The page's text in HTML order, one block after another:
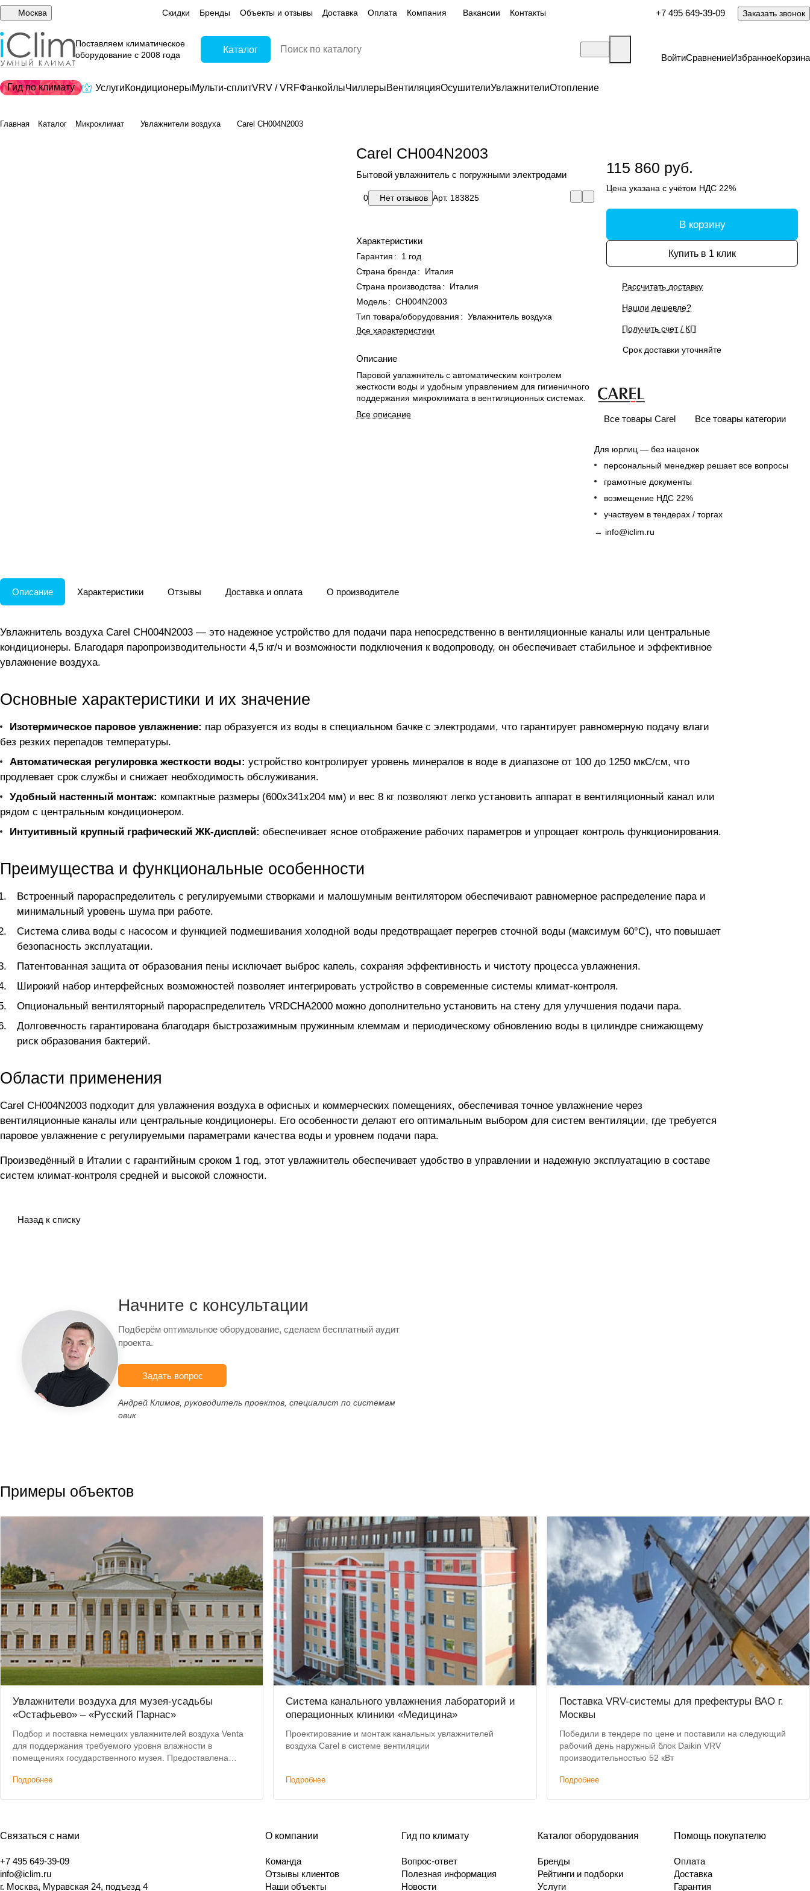
Москва Скидки Бренды Объекты и отзывы Доставка Оплата Компания Вакансии Контакты +7 495 649-39-09 Заказать звонок
Поставляем климатическое
оборудование с 2008 года
Каталог
ВойтиСравнениеИзбранноеКорзина
Гид по климату УслугиКондиционерыМульти-сплитVRV / VRFФанкойлыЧиллерыВентиляцияОсушителиУвлажнителиОтопление
Главная Каталог Микроклимат Увлажнители воздуха Carel CH004N2003
Carel CH004N2003
Бытовой увлажнитель с погружными электродами
0 Нет отзывов Арт. 183825
Характеристики
Гарантия :
1 год
Страна бренда :
Италия
Страна производства :
Италия
Модель: CH004N2003
Тип товара/оборудования : Увлажнитель воздуха
Все характеристики
Описание
Паровой увлажнитель с автоматическим контролем
жесткости воды и удобным управлением для гигиеничного
поддержания микроклимата в вентиляционных системах.
Все описание
115 860 руб.
Цена указана с учётом НДС 22%
В корзину
Купить в 1 клик
Рассчитать доставку
Нашли дешевле?
Получить счет / КП
Срок доставки уточняйте
Все товары Carel Все товары категории
Для юрлиц — без наценок
персональный менеджер решает все вопросы
грамотные документы
возмещение НДС 22%
участвуем в тендерах / торгах
→ info@iclim.ru
Описание Характеристики Отзывы Доставка и оплата О производителе
Увлажнитель воздуха Carel CH004N2003 — это надежное устройство для подачи пара непосредственно в вентиляционные каналы или центральные
кондиционеры. Благодаря паропроизводительности 4,5 кг/ч и возможности подключения к водопроводу, он обеспечивает стабильное и эффективное
увлажнение воздуха.
Основные характеристики и их значение
Изотермическое паровое увлажнение: пар образуется из воды в специальном бачке с электродами, что гарантирует равномерную подачу влаги
без резких перепадов температуры.
Автоматическая регулировка жесткости воды: устройство контролирует уровень минералов в воде в диапазоне от 100 до 1250 мкС/см, что
продлевает срок службы и снижает необходимость обслуживания.
Удобный настенный монтаж: компактные размеры (600x341x204 мм) и вес 8 кг позволяют легко установить аппарат в вентиляционный канал или
рядом с центральным кондиционером.
Интуитивный крупный графический ЖК-дисплей: обеспечивает ясное отображение рабочих параметров и упрощает контроль функционирования.
Преимущества и функциональные особенности
Встроенный парораспределитель с регулируемыми створками и малошумным вентилятором обеспечивают равномерное распределение пара и
минимальный уровень шума при работе.
Система слива воды с насосом и функцией подмешивания холодной воды предотвращает перегрев сточной воды (максимум 60°C), что повышает
безопасность эксплуатации.
Патентованная защита от образования пены исключает выброс капель, сохраняя эффективность и чистоту процесса увлажнения.
Широкий набор интерфейсных возможностей позволяет интегрировать устройство в современные системы климат-контроля.
Опциональный вентиляторный парораспределитель VRDCHA2000 можно дополнительно установить на стену для улучшения подачи пара.
Долговечность гарантирована благодаря быстрозажимным пружинным клеммам и периодическому обновлению воды в цилиндре снижающему
риск образования бактерий.
Области применения
Carel CH004N2003 подходит для увлажнения воздуха в офисных и коммерческих помещениях, обеспечивая точное увлажнение через
вентиляционные каналы или центральные кондиционеры. Его особенности делают его оптимальным выбором для систем вентиляции, где требуется
паровое увлажнение с регулируемыми параметрами качества воды и уровнем подачи пара.
Произведённый в Италии с гарантийным сроком 1 год, этот увлажнитель обеспечивает удобство в управлении и надежную эксплуатацию в составе
систем климат-контроля средней и высокой сложности.
Назад к списку
Начните с консультации
Подберём оптимальное оборудование, сделаем бесплатный аудит
проекта.
Задать вопрос
Андрей Климов, руководитель проектов, специалист по системам
овик
Примеры объектов
Увлажнители воздуха для музея-усадьбы
«Остафьево» – «Русский Парнас»
Подбор и поставка немецких увлажнителей воздуха Venta
для поддержания требуемого уровня влажности в
помещениях государственного музея. Предоставлена
Подробнее
Система канального увлажнения лабораторий и
операционных клиники «Медицина»
Проектирование и монтаж канальных увлажнителей
воздуха Carel в системе вентиляции
Подробнее
Поставка VRV-системы для префектуры ВАО г.
Москвы
Победили в тендере по цене и поставили на следующий
рабочий день наружный блок Daikin VRV
производительностью 52 кВт
Подробнее
Связаться с нами
+7 495 649-39-09
info@iclim.ru
г. Москва, Муравская 24, подъезд 4
О компании
Команда
Отзывы клиентов
Наши объекты
Гид по климату
Вопрос-ответ
Полезная информация
Новости
Каталог оборудования
Бренды
Рейтинги и подборки
Услуги
Помощь покупателю
Оплата
Доставка
Гарантия